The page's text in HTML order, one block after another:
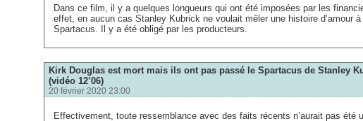
Dans ce film, il y a quelques longueurs qui ont été imposées par les
effet, en aucun cas Stanley Kubrick ne voulait mêler une histoire d’amour
Spartacus. Il y a été obligé par les producteurs.
Kirk Douglas est mort mais ils ont pas passé le Spartacus de Stanley
(vidéo 12’06)
20 février 2020 23:00
Effectivement, toute ressemblance avec des faits récents n’aurait pas été